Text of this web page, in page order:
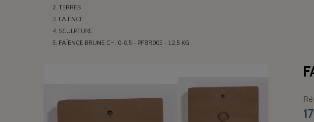
TERRES
FAIËNCE
SCULPTURE
FAÏENCE BRUNE CH. 0-0,5 - PFBR005 - 12,5 KG